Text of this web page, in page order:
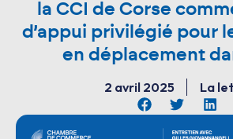
la CCI de Corse
d’appui privilégié pour
en déplacement
2 avril 2025 La